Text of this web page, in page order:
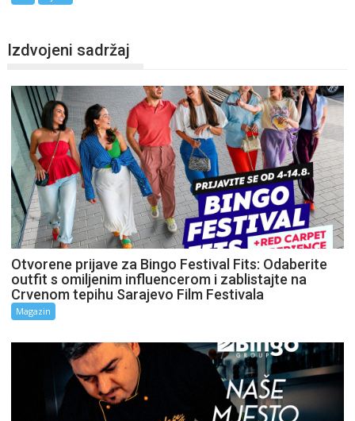
Izdvojeni sadržaj
Otvorene prijave za Bingo Festival Fits: Odaberite
outfit s omiljenim influencerom i zablistajte na
Crvenom tepihu Sarajevo Film Festivala
Magazin